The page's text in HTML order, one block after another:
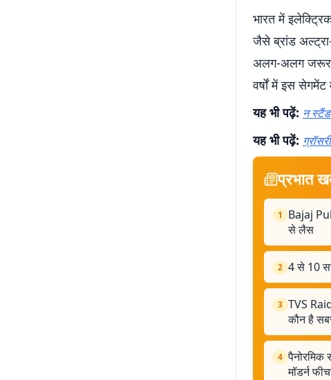
भारत में
जैसे ब्रांड
अलग-अलग
वर्षों में इस
यह भी पढ़ें: न
यह भी पढ़ें:
प्रभात
1
Bajaj
से लैस
2 4 से 10
3 TVS
कौन है
4
मॉडर्न